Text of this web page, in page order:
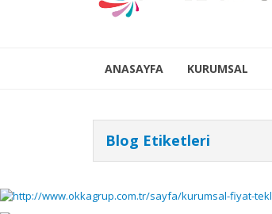
ANASAYFA KURUMSAL
Blog Etiketleri